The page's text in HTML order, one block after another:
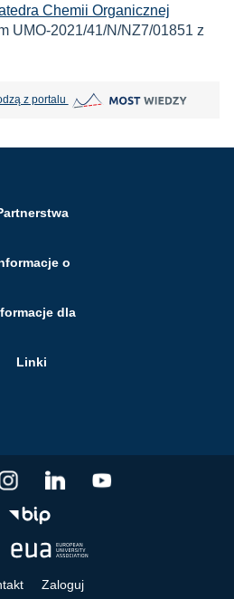
Chemii Organicznej
UMO-2021/41/N/NZ7/01851 z
z portalu MOST Wiedzy otwiera się w
o
dla
Linki
Zaloguj